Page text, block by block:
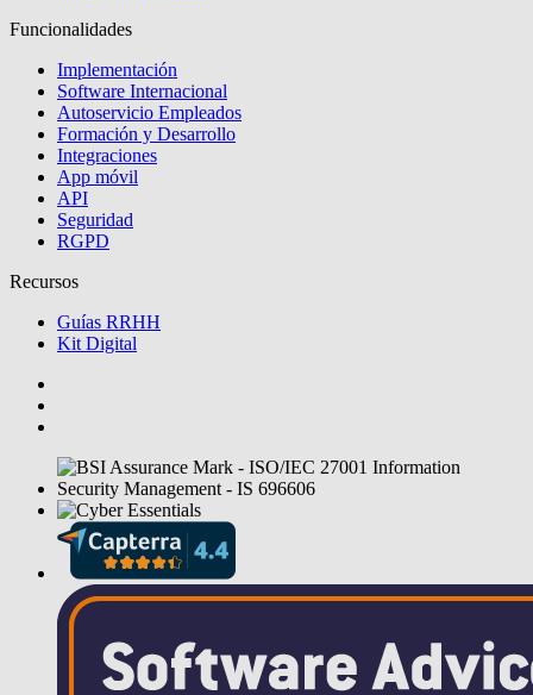
Funcionalidades
Implementación
Software Internacional
Autoservicio Empleados
Formación y Desarrollo
Integraciones
App móvil
API
Seguridad
RGPD
Recursos
Guías RRHH
Kit Digital